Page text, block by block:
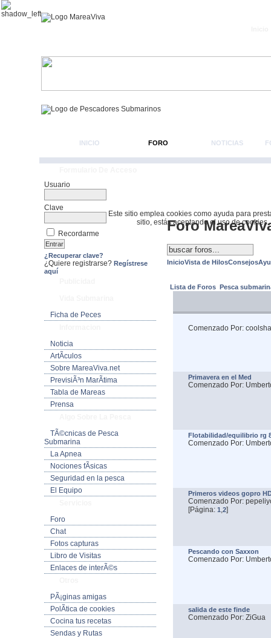
Este sitio emplea cookies como ayuda para
sitio, estás aceptando el uso de cookies.
INICIO FORO NOTICIAS
Usuario
Clave
Recordarme
¿Recuperar clave?
¿Quiere registrarse? Regístrese
aquí
Ficha de Peces
Noticia
ArtÃ­culos
Sobre MareaViva.net
PrevisiÃ³n MarÃ­tima
Tabla de Mareas
Prensa
TÃ©cnicas de Pesca
Submarina
La Apnea
Nociones fÃ­sicas
Seguridad en la pesca
El Equipo
Foro
Chat
Fotos capturas
Libro de Visitas
Enlaces de interÃ©s
PÃ¡ginas amigas
PolÃ­tica de cookies
Cocina tus recetas
Sendas y Rutas
Foro
InicioVista de HilosConsejos
Lista de Foros Pesca
Comenzado Por:
Primavera en el Med
Comenzado Por:
Flotabilidad/equilibrio rg
Comenzado Por:
Primeros videos gopro
Comenzado Por:
[Página: 1,2]
Pescando con Saxxon
Comenzado Por:
salida de este finde
Comenzado Por: ZiGua